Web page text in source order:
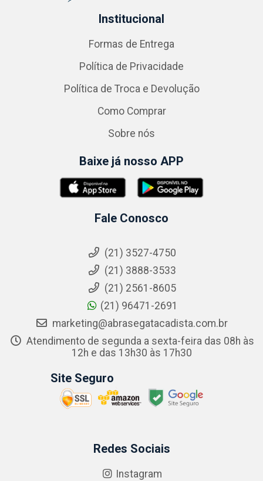
Institucional
Formas de Entrega
Política de Privacidade
Política de Troca e Devolução
Como Comprar
Sobre nós
Baixe já nosso APP
Fale Conosco
(21) 3527-4750
(21) 3888-3533
(21) 2561-8605
(21) 96471-2691
marketing@abrasegatacadista.com.br
Atendimento de segunda a sexta-feira das 08h às
12h e das 13h30 às 17h30
Site Seguro
Redes Sociais
Instagram